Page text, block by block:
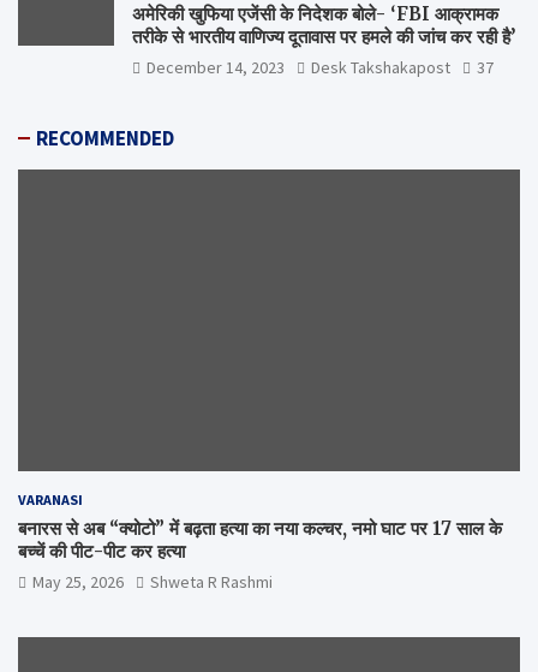
अमेरिकी खुफिया एजेंसी के निदेशक बोले- ‘FBI आक्रामक
तरीके से भारतीय वाणिज्य दूतावास पर हमले की जांच कर रही है’
December 14, 2023 Desk Takshakapost 37
RECOMMENDED
VARANASI
बनारस से अब “क्योटो” में बढ़ता हत्या का नया कल्चर, नमो घाट पर 17 साल के
बच्चें की पीट-पीट कर हत्या
May 25, 2026 Shweta R Rashmi